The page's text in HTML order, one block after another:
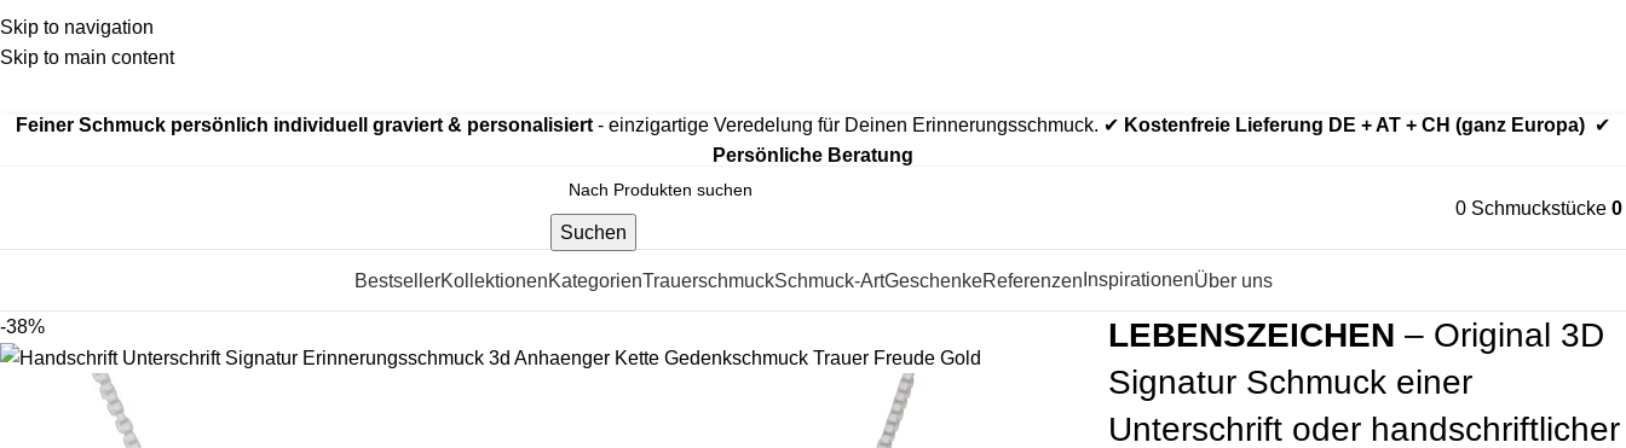
Skip to navigation
Skip to main content
Feiner Schmuck persönlich individuell graviert & personalisiert - einzigartige Veredelung für Deinen Erinnerungsschmuck. ✔ Kostenfreie Lieferung DE + AT + CH (ganz Europa) ✔
Persönliche Beratung
Suchen
0 Schmuckstücke 0
BestsellerKollektionenKategorienTrauerschmuckSchmuck-ArtGeschenkeReferenzen InspirationenÜber uns
-38% LEBENSZEICHEN – Original 3D
Signatur Schmuck einer
Unterschrift oder handschriftlicher